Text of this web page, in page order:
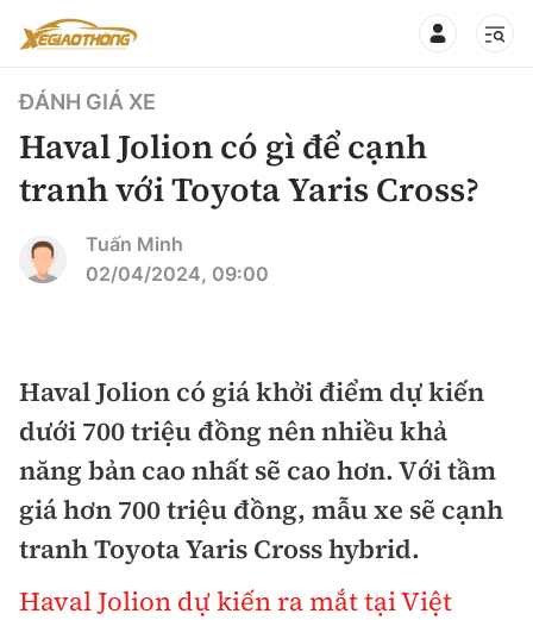
360° xe
Hạ tầng phương tiện
Góc nhìn
Tâm điểm
Xe du lịch
Xe chuyên dụng
Xe máy
Đánh giá xe
Đánh giá xe mới
So sánh
Lái mới
Tư vấn sử dụng
Chọn xe
Bảo hiểm xe
Sản phẩm bảo hiểm
ĐÁNH GIÁ XE
Haval Jolion có gì để cạnh
tranh với Toyota Yaris Cross?
Tuấn Minh
02/04/2024, 09:00
Haval Jolion có giá khởi điểm dự kiến
dưới 700 triệu đồng nên nhiều khả
năng bản cao nhất sẽ cao hơn. Với tầm
giá hơn 700 triệu đồng, mẫu xe sẽ cạnh
tranh Toyota Yaris Cross hybrid.
Haval Jolion dự kiến ra mắt tại Việt